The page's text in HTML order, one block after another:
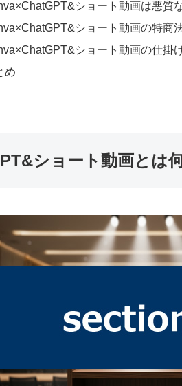
ショート動画は悪質
ショート動画の特商
ショート動画の仕掛
め
ショート動画とは